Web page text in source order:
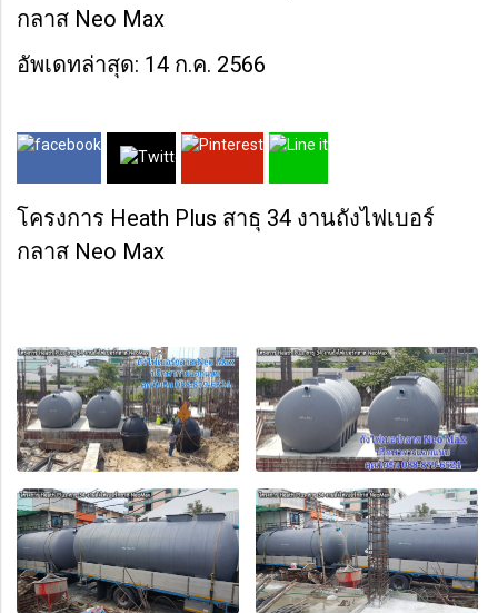
กลาส Neo Max
อัพเดทล่าสุด: 14 ก.ค. 2566
โครงการ Heath Plus สาธุ 34 งานถังไฟเบอร์
กลาส Neo Max